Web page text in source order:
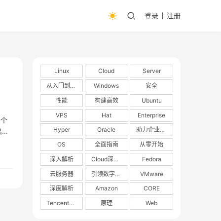
登录 注册
Linux Cloud
Server
从入门到精通
Windows
安全
性能
构建高效
Ubuntu
VPS
Hat
Enterprise
Hyper
Oracle
助力企业数字化转型
OS
全面指南
从零开始
深入解析
Cloud深度解析
Fedora
云服务器
引领数字化转型
VMware
深度解析
Amazon
CORE
TencentOS
原理 Web